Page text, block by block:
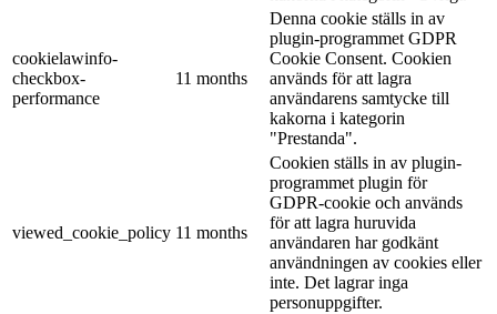
cookielawinfo-
checkbox-
performance
11 months
Denna cookie ställs in av
plugin-programmet GDPR
Cookie Consent. Cookien
används för att lagra
användarens samtycke till
kakorna i kategorin
"Prestanda".
viewed_cookie_policy 11 months
Cookien ställs in av plugin-
programmet plugin för
GDPR-cookie och används
för att lagra huruvida
användaren har godkänt
användningen av cookies eller
inte. Det lagrar inga
personuppgifter.